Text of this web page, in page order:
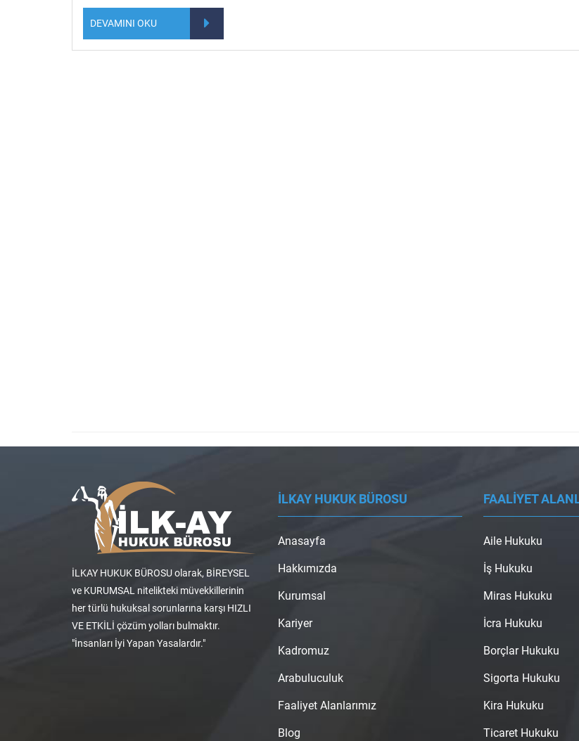
DEVAMINI OKU
İLKAY HUKUK BÜROSU olarak, BİREYSEL
ve KURUMSAL nitelikteki müvekkillerinin
her türlü hukuksal sorunlarına karşı HIZLI
VE ETKİLİ çözüm yolları bulmaktır.
"İnsanları İyi Yapan Yasalardır."
İLKAY HUKUK BÜROSU
Anasayfa
Hakkımızda
Kurumsal
Kariyer
Kadromuz
Arabuluculuk
Faaliyet Alanlarımız
Blog
FAALİYET
Aile Hukuku
İş Hukuku
Miras Hukuku
İcra Hukuku
Borçlar Hukuku
Sigorta Hukuku
Kira Hukuku
Ticaret Hukuku